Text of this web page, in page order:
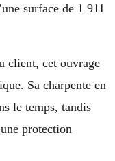
surface de 1 911
client, cet ouvrage
Sa charpente en
le temps, tandis
protection